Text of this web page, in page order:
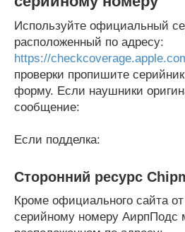
Используйте официальный
расположенный по адресу:
https://
проверки пропишите
форму. Если наушники
сообщение:
Если подделка:
Сторонний ресурс
Кроме официального сайта
серийному номеру АирпПодс